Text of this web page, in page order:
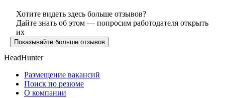
Хотите видеть здесь больше отзывов?
Дайте знать об этом — попросим работодателя открыть
их
Показывайте больше отзывов
HeadHunter
Размещение вакансий
Поиск по резюме
О компании